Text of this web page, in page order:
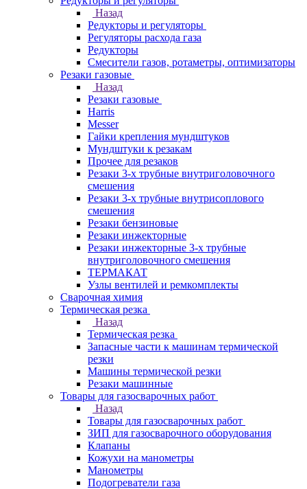
Назад
Редукторы и регуляторы
Регуляторы расхода газа
Редукторы
Смесители газов, ротаметры, оптимизаторы
Резаки газовые
Назад
Резаки газовые
Harris
Messer
Гайки крепления мундштуков
Мундштуки к резакам
Прочее для резаков
Резаки 3-х трубные внутриголовочного
смешения
Резаки 3-х трубные внутрисоплового
смешения
Резаки бензиновые
Резаки инжекторные
Резаки инжекторные 3-х трубные
внутриголовочного смешения
ТЕРМАКАТ
Узлы вентилей и ремкомплекты
Сварочная химия
Термическая резка
Назад
Термическая резка
Запасные части к машинам термической
резки
Машины термической резки
Резаки машинные
Товары для газосварочных работ
Назад
Товары для газосварочных работ
ЗИП для газосварочного оборудования
Клапаны
Кожухи на манометры
Манометры
Подогреватели газа